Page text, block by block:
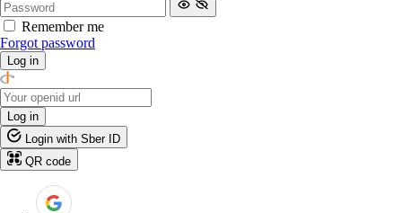
Remember me
Forgot password
Log in
Log in
Login with Sber ID
QR code